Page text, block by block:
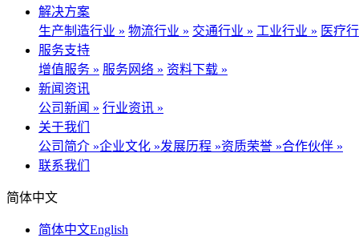
解决方案
生产制造行业 » 物流行业 » 交通行业 » 工业行业 » 医疗
服务支持
增值服务 » 服务网络 » 资料下载 »
新闻资讯
公司新闻 » 行业资讯 »
关于我们
公司简介 »企业文化 »发展历程 »资质荣誉 »合作伙伴 »
联系我们
简体中文
简体中文English